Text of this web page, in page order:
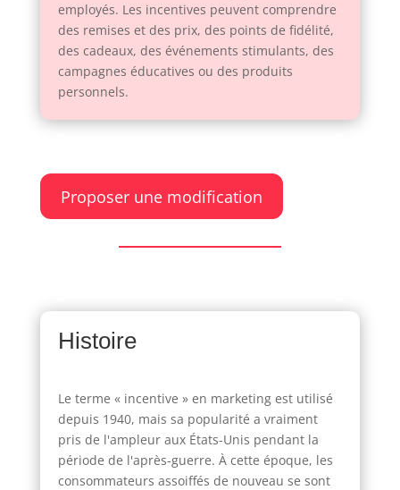
employés. Les incentives peuvent comprendre
des remises et des prix, des points de fidélité,
des cadeaux, des événements stimulants, des
campagnes éducatives ou des produits
personnels.
Proposer une modification
Histoire
Le terme « incentive » en marketing est utilisé
depuis 1940, mais sa popularité a vraiment
pris de l'ampleur aux États-Unis pendant la
période de l'après-guerre. À cette époque, les
consommateurs assoiffés de nouveau se sont